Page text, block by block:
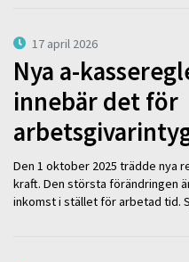
17 april 2026
Nya a-
innebär det för
Den 1 oktober 2025 trädde nya
kraft. Den största förändringen
inkomst i stället för arbetad tid.